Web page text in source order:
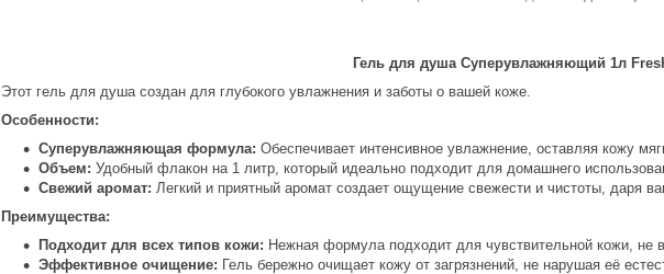
Гель для душа Суперувлажняющий 1л
Этот гель для душа создан для глубокого увлажнения и заботы о вашей коже.
Особенности:
Суперувлажняющая формула: Обеспечивает интенсивное увлажнение, оставляя кожу
Объем: Удобный флакон на 1 литр, который идеально подходит для домашнего
Свежий аромат: Легкий и приятный аромат создает ощущение свежести и чистоты, даря
Преимущества:
Подходит для всех типов кожи: Нежная формула подходит для чувствительной кожи, не
Эффективное очищение: Гель бережно очищает кожу от загрязнений, не нарушая её